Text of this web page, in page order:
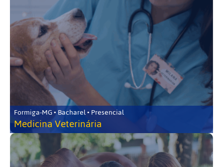
Formiga-MG • Bacharel • Presencial
Medicina Veterinária